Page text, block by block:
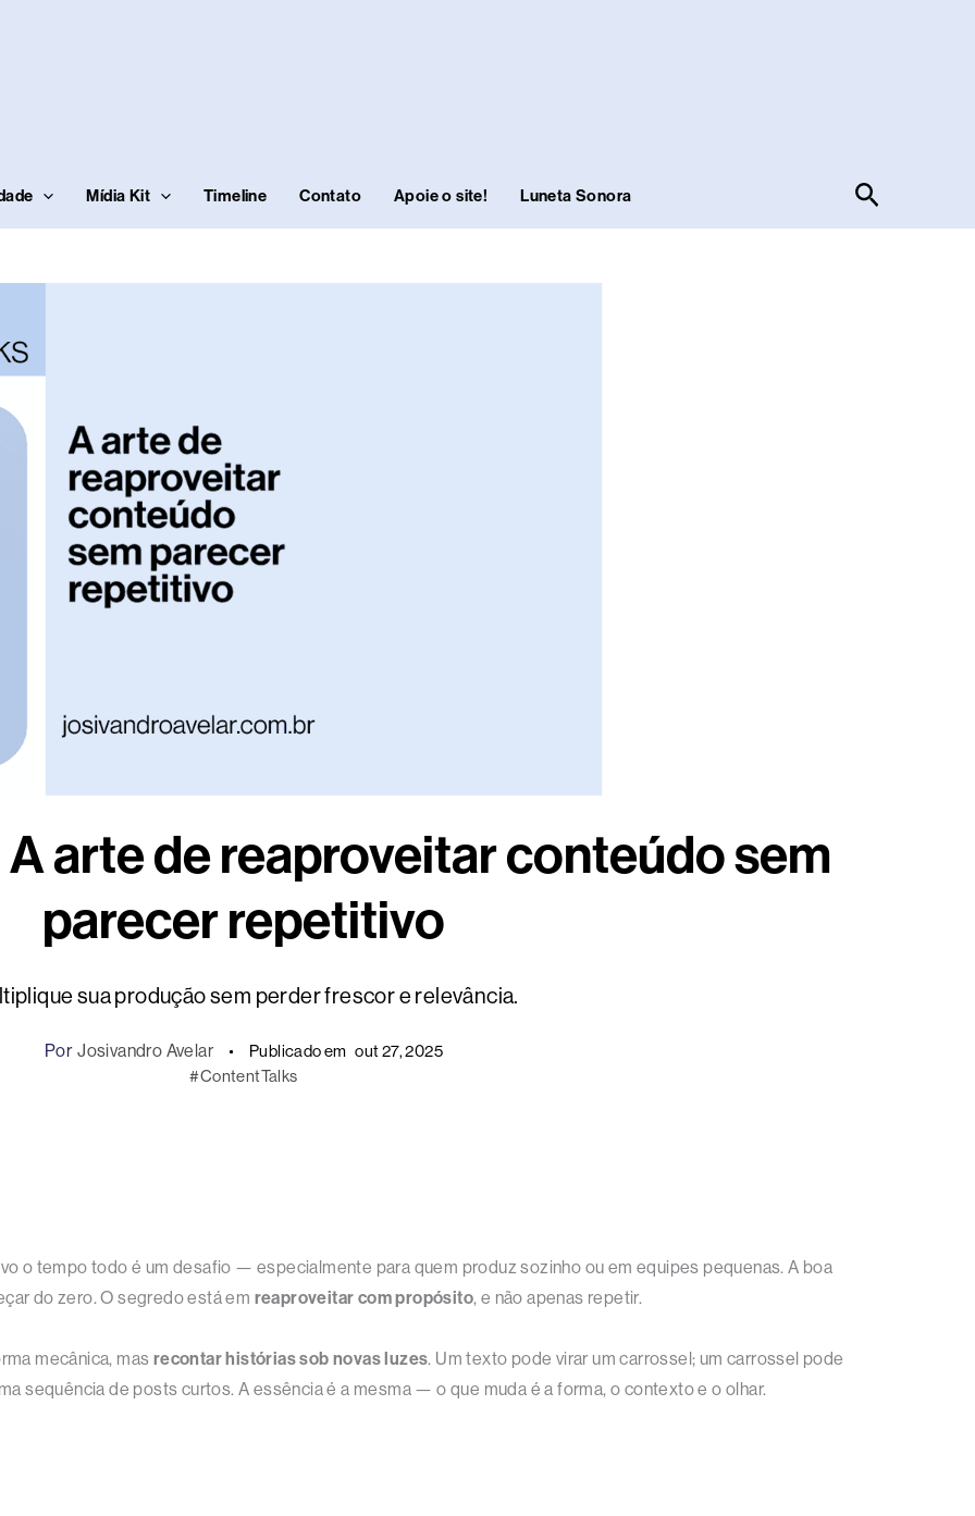
Mídia Kit Timeline Contato Apoie o site! Luneta Sonora Pesquisar
arte de reaproveitar conteúdo sem
parecer repetitivo
sua produção sem perder frescor e relevância.
Por Josivandro Avelar Publicado em out 27, 2025
#ContentTalks
o tempo todo é um desafio — especialmente para quem produz sozinho ou em equipes pequenas. A boa
do zero. O segredo está em reaproveitar com propósito, e não apenas repetir.
mecânica, mas recontar histórias sob novas luzes. Um texto pode virar um carrossel; um carrossel pode
sequência de posts curtos. A essência é a mesma — o que muda é a forma, o contexto e o olhar.